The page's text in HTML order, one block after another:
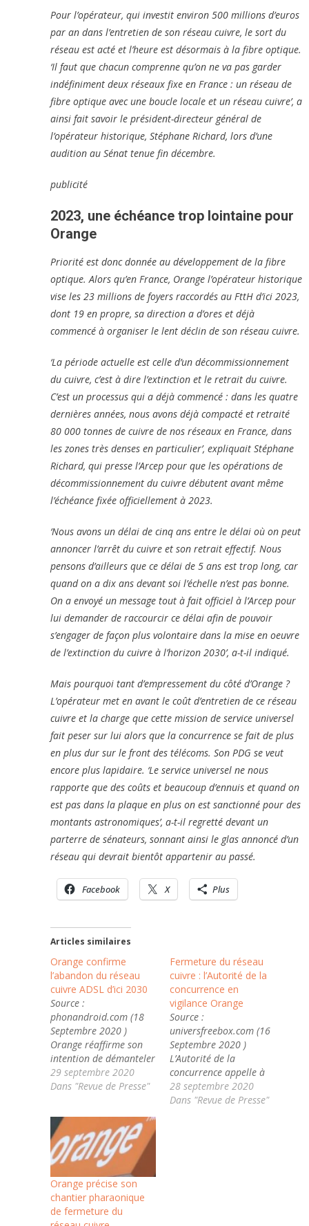
Pour l’opérateur, qui investit environ 500 millions d’euros
par an dans l’entretien de son réseau cuivre, le sort du
réseau est acté et l’heure est désormais à la fibre optique.
‘Il faut que chacun comprenne qu’on ne va pas garder
indéfiniment deux réseaux fixe en France : un réseau de
fibre optique avec une boucle locale et un réseau cuivre’, a
ainsi fait savoir le président-directeur général de
l’opérateur historique, Stéphane Richard, lors d’une
audition au Sénat tenue fin décembre.
publicité
2023, une échéance trop lointaine pour
Orange
Priorité est donc donnée au développement de la fibre
optique. Alors qu’en France, Orange l’opérateur historique
vise les 23 millions de foyers raccordés au FttH d’ici 2023,
dont 19 en propre, sa direction a d’ores et déjà
commencé à organiser le lent déclin de son réseau cuivre.
‘La période actuelle est celle d’un décommissionnement
du cuivre, c’est à dire l’extinction et le retrait du cuivre.
C’est un processus qui a déjà commencé : dans les quatre
dernières années, nous avons déjà compacté et retraité
80 000 tonnes de cuivre de nos réseaux en France, dans
les zones très denses en particulier’, expliquait Stéphane
Richard, qui presse l’Arcep pour que les opérations de
décommissionnement du cuivre débutent avant même
l’échéance fixée officiellement à 2023.
‘Nous avons un délai de cinq ans entre le délai où on peut
annoncer l’arrêt du cuivre et son retrait effectif. Nous
pensons d’ailleurs que ce délai de 5 ans est trop long, car
quand on a dix ans devant soi l’échelle n’est pas bonne.
On a envoyé un message tout à fait officiel à l’Arcep pour
lui demander de raccourcir ce délai afin de pouvoir
s’engager de façon plus volontaire dans la mise en oeuvre
de l’extinction du cuivre à l’horizon 2030’, a-t-il indiqué.
Mais pourquoi tant d’empressement du côté d’Orange ?
L’opérateur met en avant le coût d’entretien de ce réseau
cuivre et la charge que cette mission de service universel
fait peser sur lui alors que la concurrence se fait de plus
en plus dur sur le front des télécoms. Son PDG se veut
encore plus lapidaire. ‘Le service universel ne nous
rapporte que des coûts et beaucoup d’ennuis et quand on
est pas dans la plaque en plus on est sanctionné pour des
montants astronomiques’, a-t-il regretté devant un
parterre de sénateurs, sonnant ainsi le glas annoncé d’un
réseau qui devrait bientôt appartenir au passé.
Facebook X Plus
Articles similaires
Orange confirme
l’abandon du réseau
cuivre ADSL d’ici 2030
Source :
phonandroid.com (18
Septembre 2020 )
Orange réaffirme son
intention de démanteler
le réseau cuivre ADSL de
France. D'ici 2030,
ambitionne de
démonter l'entièreté de
cette infrastructure
vieillissante, dont les
coûts de maintenance
sont appelés à
augmenter. Orange a
déjà réalisé plusieurs
29 septembre 2020
Dans "Revue de Presse"
Fermeture du réseau
cuivre : l’Autorité de la
concurrence en
vigilance Orange
Source :
universfreebox.com (16
Septembre 2020 )
L’Autorité de la
concurrence appelle à
la vigilance sur le
basculement du réseau
28 septembre 2020
Dans "Revue de Presse"
Orange précise son
chantier pharaonique
de fermeture du